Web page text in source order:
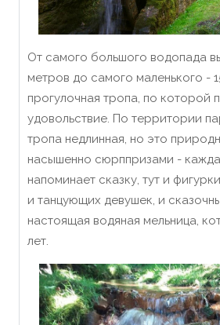
От самого большого водопада
метров до самого маленького -
прогулочная тропа, по которой
удовольствие. По территории
тропа недлинная, но это
насышенно сюрппризами -
напоминает сказку, тут и
и танцующих девушек, и
настоящая водяная мельница,
лет.